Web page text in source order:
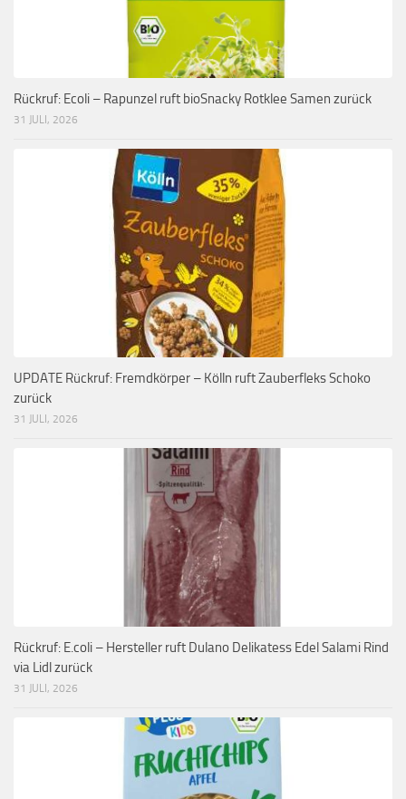
Rückruf: Ecoli – Rapunzel ruft bioSnacky Rotklee Samen zurück
31 JULI, 2026
UPDATE Rückruf: Fremdkörper – Kölln ruft Zauberfleks Schoko
zurück
31 JULI, 2026
Rückruf: E.coli – Hersteller ruft Dulano Delikatess Edel Salami Rind
via Lidl zurück
31 JULI, 2026